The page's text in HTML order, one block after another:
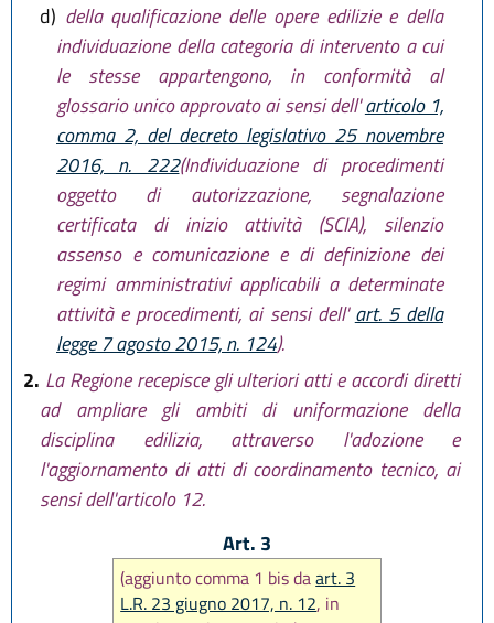
d) della qualificazione delle opere edilizie e della
individuazione della categoria di intervento a cui
le stesse appartengono, in conformità al
glossario unico approvato ai sensi dell'articolo 1,
comma 2, del decreto legislativo 25 novembre
2016, n. 222(Individuazione di procedimenti
oggetto di autorizzazione, segnalazione
certificata di inizio attività (SCIA), silenzio
assenso e comunicazione e di definizione dei
regimi amministrativi applicabili a determinate
attività e procedimenti, ai sensi dell'art. 5 della
legge 7 agosto 2015, n. 124).
2. La Regione recepisce gli ulteriori atti e accordi diretti
ad ampliare gli ambiti di uniformazione della
disciplina edilizia, attraverso l'adozione e
l'aggiornamento di atti di coordinamento tecnico, ai
sensi dell'articolo 12.
Art. 3
(aggiunto comma 1 bis daart. 3
L.R. 23 giugno 2017, n. 12, in